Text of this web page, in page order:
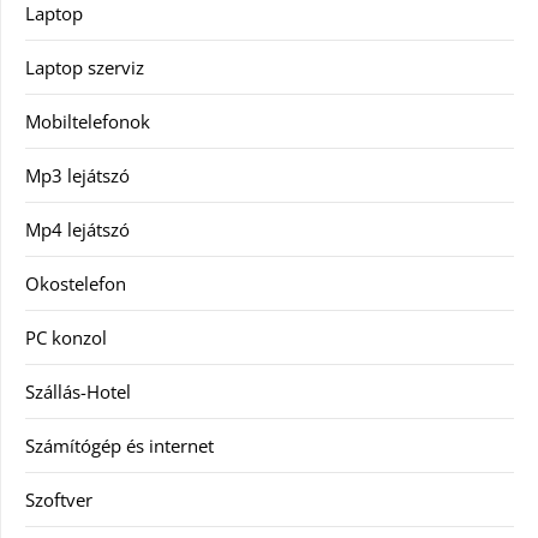
Laptop
Laptop szerviz
Mobiltelefonok
Mp3 lejátszó
Mp4 lejátszó
Okostelefon
PC konzol
Szállás-Hotel
Számítógép és internet
Szoftver